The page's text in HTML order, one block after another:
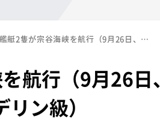
ロシア海軍艦艇2隻が宗谷海峡を航行（9月26日、ウダロイ級、マルシャル・ネデリン級）
航行（9月26日、
ン級）